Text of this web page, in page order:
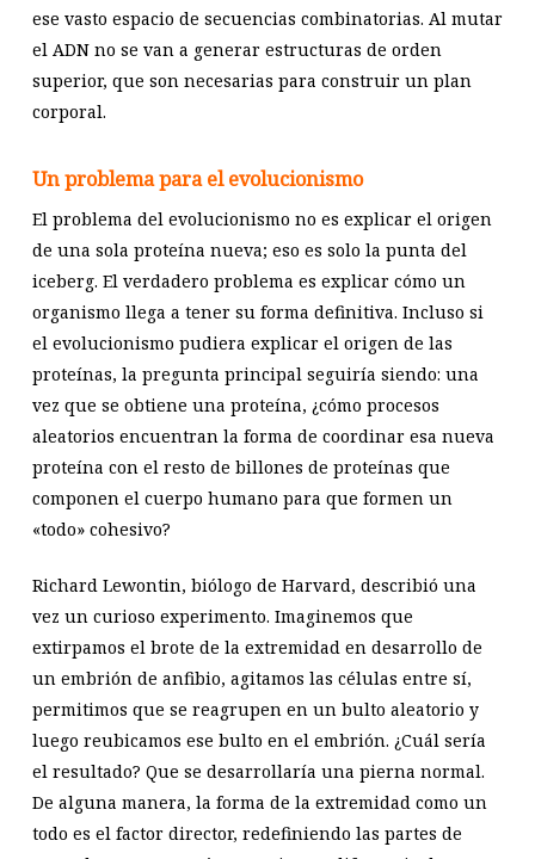
ese vasto espacio de secuencias combinatorias. Al mutar
el ADN no se van a generar estructuras de orden
superior, que son necesarias para construir un plan
corporal.
Un problema para el evolucionismo
El problema del evolucionismo no es explicar el origen
de una sola proteína nueva; eso es solo la punta del
iceberg. El verdadero problema es explicar cómo un
organismo llega a tener su forma definitiva. Incluso si
el evolucionismo pudiera explicar el origen de las
proteínas, la pregunta principal seguiría siendo: una
vez que se obtiene una proteína, ¿cómo procesos
aleatorios encuentran la forma de coordinar esa nueva
proteína con el resto de billones de proteínas que
componen el cuerpo humano para que formen un
«todo» cohesivo?
Richard Lewontin, biólogo de Harvard, describió una
vez un curioso experimento. Imaginemos que
extirpamos el brote de la extremidad en desarrollo de
un embrión de anfibio, agitamos las células entre sí,
permitimos que se reagrupen en un bulto aleatorio y
luego reubicamos ese bulto en el embrión. ¿Cuál sería
el resultado? Que se desarrollaría una pierna normal.
De alguna manera, la forma de la extremidad como un
todo es el factor director, redefiniendo las partes de